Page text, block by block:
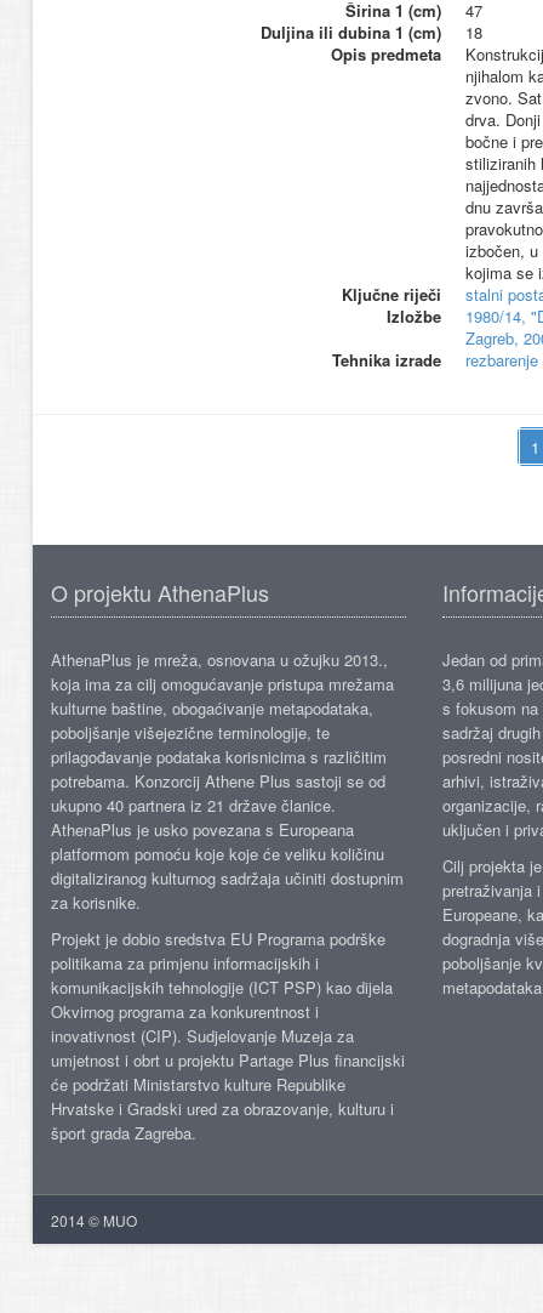
Širina 1 (cm)
47
Duljina ili dubina 1 (cm)
18
Opis predmeta
njihalom
zvono.
drva.
bočne i
stiliziranih
dnu
izbočen,
kojima se
Ključne riječi
stalni
Izložbe
1980/14,
Zagreb,
Tehnika izrade
rezbarenje
O projektu AthenaPlus
AthenaPlus je mreža, osnovana u ožujku 2013.,
koja ima za cilj omogućavanje pristupa mrežama
kulturne baštine, obogaćivanje metapodataka,
poboljšanje višejezične terminologije, te
prilagođavanje podataka korisnicima s različitim
potrebama. Konzorcij Athene Plus sastoji se od
ukupno 40 partnera iz 21 države članice.
AthenaPlus je usko povezana s Europeana
platformom pomoću koje koje će veliku količinu
digitaliziranog kulturnog sadržaja učiniti dostupnim
za korisnike.
Projekt je dobio sredstva EU Programa podrške
politikama za primjenu informacijskih i
komunikacijskih tehnologije (ICT PSP) kao dijela
Okvirnog programa za konkurentnost i
inovativnost (CIP). Sudjelovanje Muzeja za
umjetnost i obrt u projektu Partage Plus financijski
će podržati Ministarstvo kulture Republike
Hrvatske i Gradski ured za obrazovanje, kulturu i
šport grada Zagreba.
Jedan od
3,6 milijuna
s fokusom
sadržaj
posredni
arhivi,
organizacije,
uključen i
Cilj projekta
pretraživanja
Europeane,
dogradnja
poboljšanje
2014 © MUO